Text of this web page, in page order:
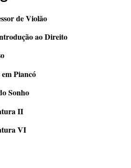
de Violão
ao Direito
Piancó
Sonho
II
VI